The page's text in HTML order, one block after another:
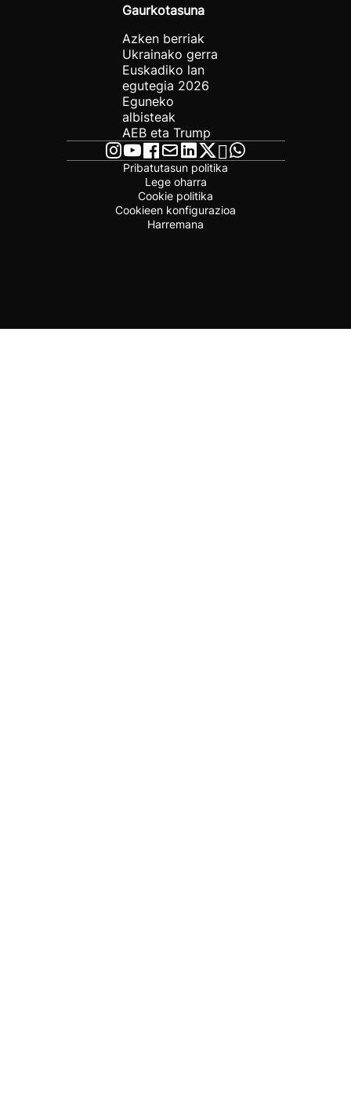
Gaurkotasuna
Azken berriak
Ukrainako gerra
Euskadiko lan
egutegia 2026
Eguneko
albisteak
AEB eta Trump
Pribatutasun politika
Lege oharra
Cookie politika
Cookieen konfigurazioa
Harremana